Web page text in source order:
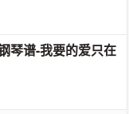
琴谱-我要的爱只在